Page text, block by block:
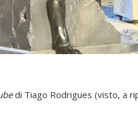
di Tiago Rodrigues (visto, a